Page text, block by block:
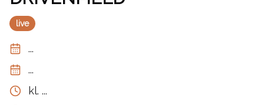
live
...
...
kl. ...